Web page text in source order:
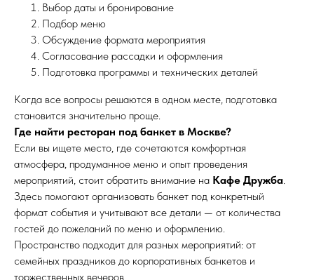
Выбор даты и бронирование
Подбор меню
Обсуждение формата мероприятия
Согласование рассадки и оформления
Подготовка программы и технических деталей
Когда все вопросы решаются в одном месте, подготовка
становится значительно проще.
Где найти ресторан под банкет в Москве?
Если вы ищете место, где сочетаются комфортная
атмосфера, продуманное меню и опыт проведения
мероприятий, стоит обратить внимание на Кафе Дружба.
Здесь помогают организовать банкет под конкретный
формат события и учитывают все детали — от количества
гостей до пожеланий по меню и оформлению.
Пространство подходит для разных мероприятий: от
семейных праздников до корпоративных банкетов и
торжественных вечеров.
Пн - Ср - с 12:00 до 00:00
Чт - Вс - с 12:00 до 06:00